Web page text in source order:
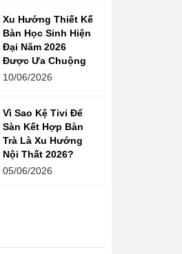
Xu Hướng Thiết Kế
Bàn Học Sinh Hiện
Đại Năm 2026
Được Ưa Chuộng
10/06/2026
Vì Sao Kệ Tivi Để
Sàn Kết Hợp Bàn
Trà Là Xu Hướng
Nội Thất 2026?
05/06/2026